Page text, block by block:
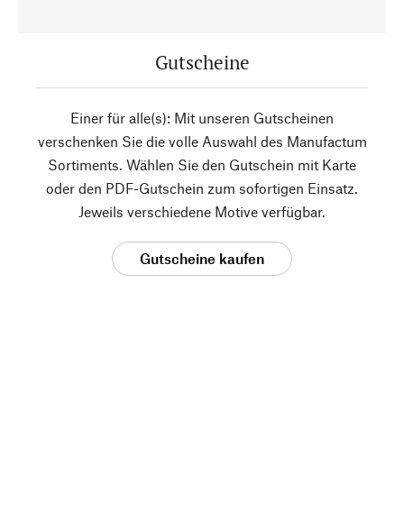
Gutscheine
Einer für alle(s): Mit unseren Gutscheinen
verschenken Sie die volle Auswahl des Manufactum
Sortiments. Wählen Sie den Gutschein mit Karte
oder den PDF-Gutschein zum sofortigen Einsatz.
Jeweils verschiedene Motive verfügbar.
Gutscheine kaufen